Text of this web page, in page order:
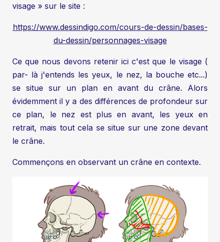
visage » sur le site :
https://www.dessindigo.com/cours-de-dessin/bases-
du-dessin/personnages-visage
Ce que nous devons retenir ici c'est que le visage (
par- là j'entends les yeux, le nez, la bouche etc...)
se situe sur un plan en avant du crâne. Alors
évidemment il y a des différences de profondeur sur
ce plan, le nez est plus en avant, les yeux en
retrait, mais tout cela se situe sur une zone devant
le crâne.
Commençons en observant un crâne en contexte.